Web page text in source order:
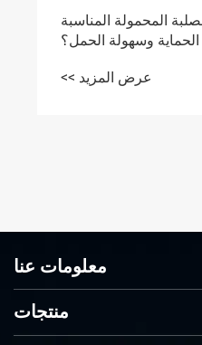
معلومات عنا
منتجات